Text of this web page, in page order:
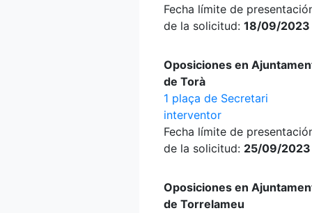
Fecha límite de
de la solicitud: 18/09/2023
Oposiciones en
de Torà
1 plaça de Secretari
interventor
Fecha límite de
de la solicitud: 25/09/2023
Oposiciones en
de Torrelameu